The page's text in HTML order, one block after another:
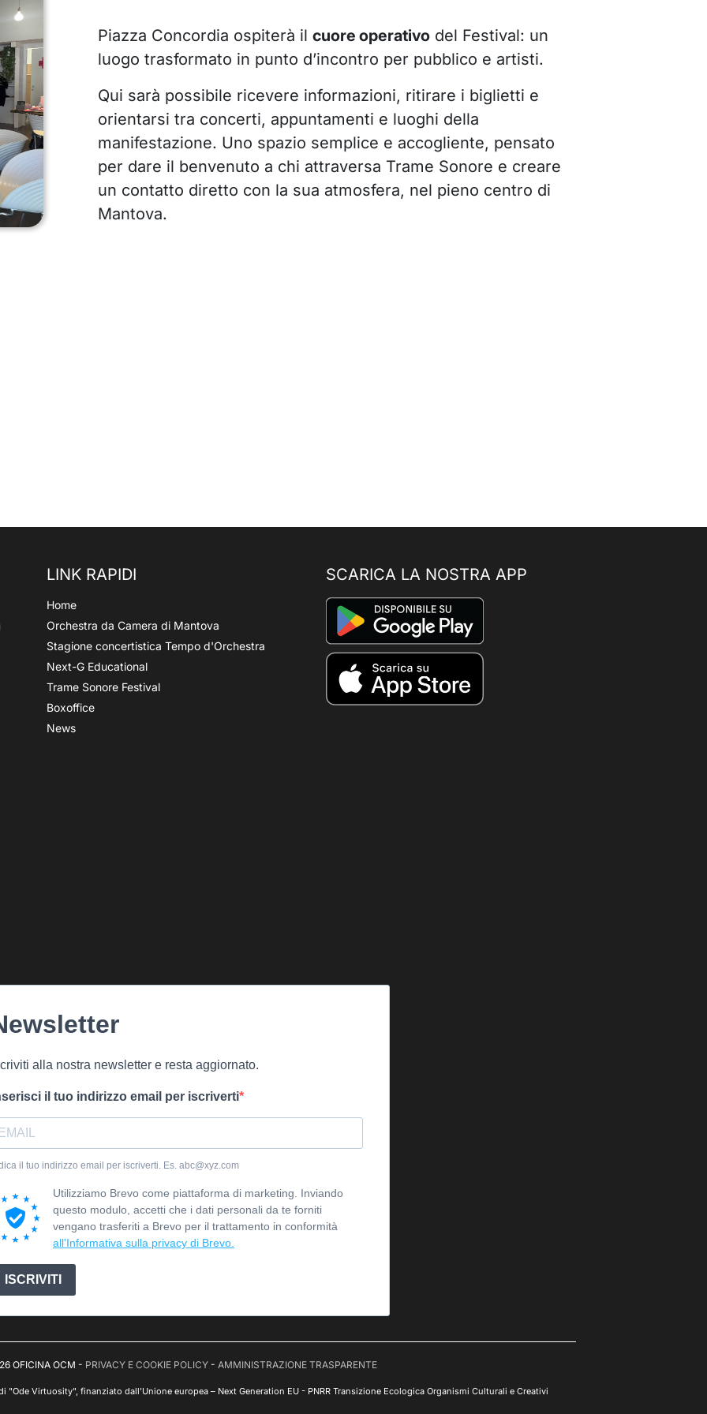
Piazza Concordia ospiterà il cuore operativodel Festival: un
luogo trasformato in punto d’incontro per pubblico e artisti.
Qui sarà possibile ricevere informazioni, ritirare i biglietti e
orientarsi tra concerti, appuntamenti e luoghi della
manifestazione. Uno spazio semplice e accogliente, pensato
per dare il benvenuto a chi attraversa Trame Sonore e creare
un contatto diretto con la sua atmosfera, nel pieno centro di
Mantova.
LINK RAPIDI
Home
Orchestra da Camera di Mantova
Stagione concertistica Tempo d'Orchestra
Next-G Educational
Trame Sonore Festival
Boxoffice
News
SCARICA LA NOSTRA APP
alla nostra newsletter e resta aggiornato.
il tuo indirizzo email per iscriverti
il tuo indirizzo email per iscriverti. Es. abc@xyz.com
Utilizziamo Brevo come piattaforma di marketing. Inviando
questo modulo, accetti che i dati personali da te forniti
vengano trasferiti a Brevo per il trattamento in conformità
all'Informativa sulla privacy di Brevo.
ISCRIVITI
OFICINA OCM - PRIVACY E COOKIE POLICY - AMMINISTRAZIONE TRASPARENTE
Virtuosity", finanziato dall'Unione europea – Next Generation EU - PNRR Transizione Ecologica Organismi Culturali e Creativi